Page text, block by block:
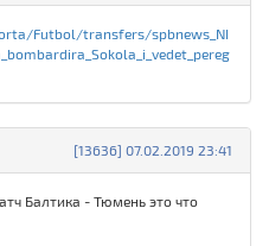
Futbol/transfers/spbnews_NI
[13636] 07.02.2019 23:41
Балтика - Тюмень это что